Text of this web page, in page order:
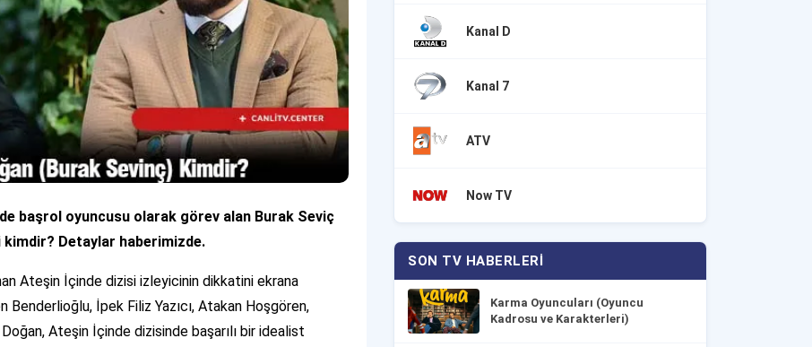
başrol oyuncusu olarak görev alan Burak Seviç
Detaylar haberimizde.
Ateşin İçinde dizisi izleyicinin dikkatini ekrana
Benderlioğlu, İpek Filiz Yazıcı, Atakan Hoşgören,
Ateşin İçinde dizisinde başarılı bir idealist
Kanal D
Kanal 7
ATV
Now TV
SON TV HABERLERI
Karma Oyuncuları (Oyuncu
Kadrosu ve Karakterleri)